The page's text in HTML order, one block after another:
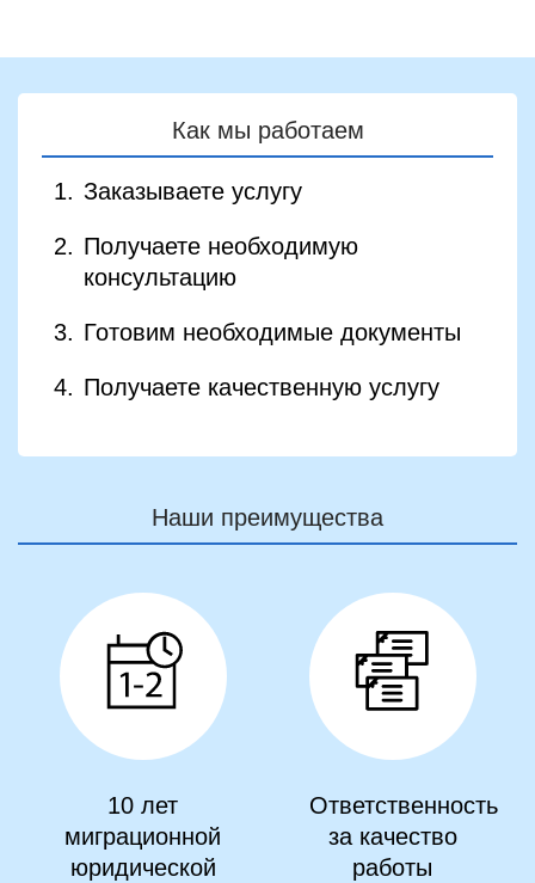
Как мы работаем
Заказываете услугу
Получаете необходимую
консультацию
Готовим необходимые документы
Получаете качественную услугу
Наши преимущества
10 лет
миграционной
юридической
Ответственность
за качество
работы